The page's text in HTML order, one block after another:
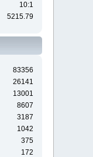
10:1
5215.79
83356
26141
13001
8607
3187
1042
375
172